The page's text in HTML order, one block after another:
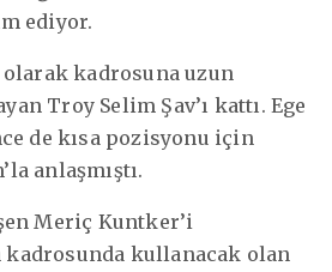
ediyor.
kadrosuna uzun
Troy Selim Şav’ı kattı. Ege
de kısa pozisyonu için
anlaşmıştı.
Meriç Kuntker’i
kadrosunda kullanacak olan